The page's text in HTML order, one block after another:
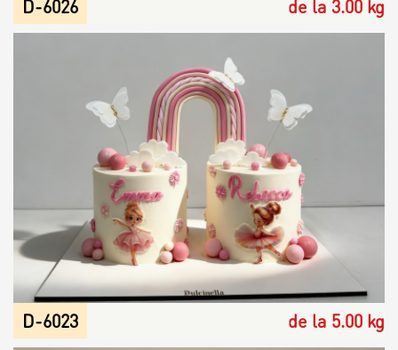
D-6026 de la 3.00 kg
D-6023 de la 5.00 kg